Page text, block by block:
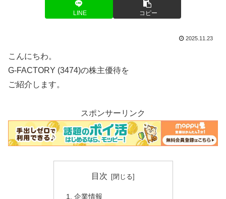
LINE コピー
2025.11.23
こんにちわ。
G-FACTORY (3474)の株主優待を
ご紹介します。
スポンサーリンク
目次
企業情報